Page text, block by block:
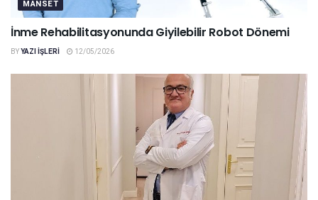
MANSET
İnme Rehabilitasyonunda Giyilebilir Robot Dönemi
BYYAZI IŞLERI 12/05/2026